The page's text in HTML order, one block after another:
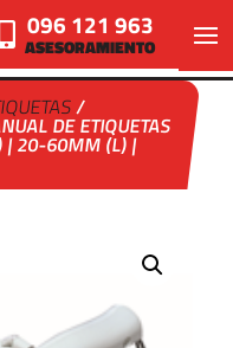
096 121 963
ASESORAMIENTO
/
DE ETIQUETAS
| 20-60MM (L) |